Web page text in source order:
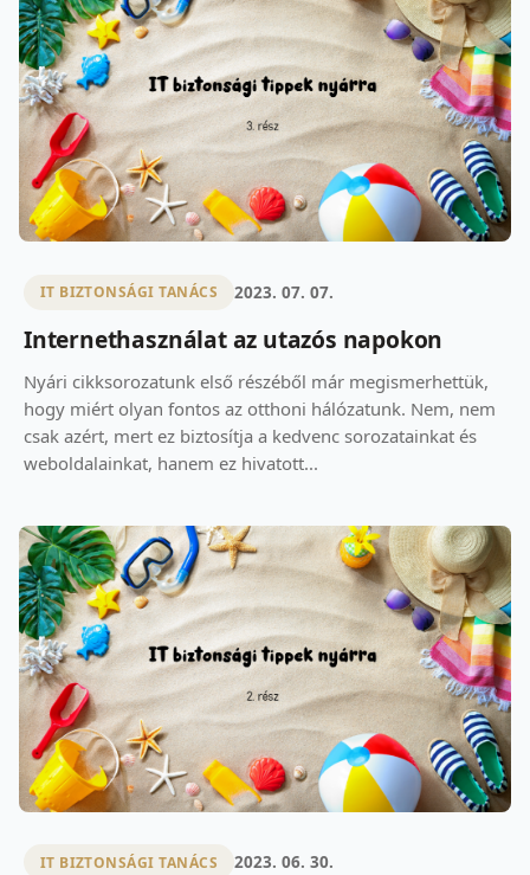
IT BIZTONSÁGI TANÁCS 2023. 07. 07.
Internethasználat az utazós napokon
Nyári cikksorozatunk első részéből már megismerhettük,
hogy miért olyan fontos az otthoni hálózatunk. Nem, nem
csak azért, mert ez biztosítja a kedvenc sorozatainkat és
weboldalainkat, hanem ez hivatott...
IT BIZTONSÁGI TANÁCS 2023. 06. 30.